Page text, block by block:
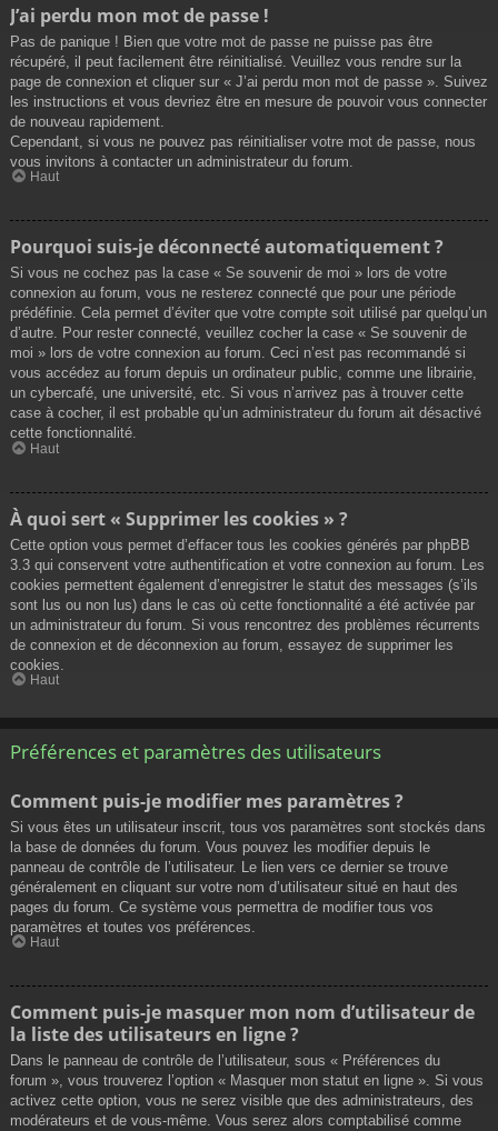
J’ai perdu mon mot de passe !
Pas de panique ! Bien que votre mot de passe ne puisse pas être
récupéré, il peut facilement être réinitialisé. Veuillez vous rendre sur la
page de connexion et cliquer sur « J’ai perdu mon mot de passe ». Suivez
les instructions et vous devriez être en mesure de pouvoir vous connecter
de nouveau rapidement.
Cependant, si vous ne pouvez pas réinitialiser votre mot de passe, nous
vous invitons à contacter un administrateur du forum.
Haut
Pourquoi suis-je déconnecté automatiquement ?
Si vous ne cochez pas la case « Se souvenir de moi » lors de votre
connexion au forum, vous ne resterez connecté que pour une période
prédéfinie. Cela permet d’éviter que votre compte soit utilisé par quelqu’un
d’autre. Pour rester connecté, veuillez cocher la case « Se souvenir de
moi » lors de votre connexion au forum. Ceci n’est pas recommandé si
vous accédez au forum depuis un ordinateur public, comme une librairie,
un cybercafé, une université, etc. Si vous n’arrivez pas à trouver cette
case à cocher, il est probable qu’un administrateur du forum ait désactivé
cette fonctionnalité.
Haut
À quoi sert « Supprimer les cookies » ?
Cette option vous permet d’effacer tous les cookies générés par phpBB
3.3 qui conservent votre authentification et votre connexion au forum. Les
cookies permettent également d’enregistrer le statut des messages (s’ils
sont lus ou non lus) dans le cas où cette fonctionnalité a été activée par
un administrateur du forum. Si vous rencontrez des problèmes récurrents
de connexion et de déconnexion au forum, essayez de supprimer les
cookies.
Haut
Préférences et paramètres des utilisateurs
Comment puis-je modifier mes paramètres ?
Si vous êtes un utilisateur inscrit, tous vos paramètres sont stockés dans
la base de données du forum. Vous pouvez les modifier depuis le
panneau de contrôle de l’utilisateur. Le lien vers ce dernier se trouve
généralement en cliquant sur votre nom d’utilisateur situé en haut des
pages du forum. Ce système vous permettra de modifier tous vos
paramètres et toutes vos préférences.
Haut
Comment puis-je masquer mon nom d’utilisateur de
la liste des utilisateurs en ligne ?
Dans le panneau de contrôle de l’utilisateur, sous « Préférences du
forum », vous trouverez l’option « Masquer mon statut en ligne ». Si vous
activez cette option, vous ne serez visible que des administrateurs, des
modérateurs et de vous-même. Vous serez alors comptabilisé comme